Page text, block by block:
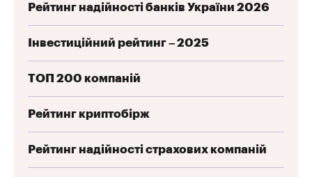
Рейтинг надійності банків України 2026
Інвестиційний рейтинг – 2025
ТОП 200 компаній
Рейтинг криптобірж
Рейтинг надійності страхових компаній